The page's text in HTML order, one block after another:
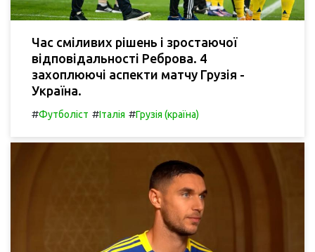
Час сміливих рішень і зростаючої
відповідальності Реброва. 4
захоплюючі аспекти матчу Грузія -
Україна.
#Футболіст #Італія #Грузія (країна)